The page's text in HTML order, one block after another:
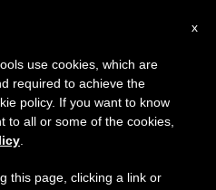
‘viaje
×
haremos la pausa
en el periodo de verano
y también el
x
use cookies, which are
required to achieve the
policy. If you want to know
to all or some of the cookies,
this page, clicking a link or